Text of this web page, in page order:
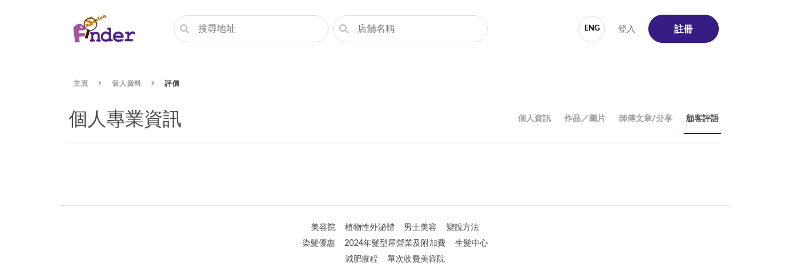
ENG 登入 註冊
主頁 個人資料 評價
個人專業資訊 個人資訊 作品／圖片 師傅文章/分享 顧客評語
美容院 植物性外泌體 男士美容
變靚方法
染髮優惠
2024年髮型屋營業及附加費
生髮中心
減肥療程
單次收費美容院